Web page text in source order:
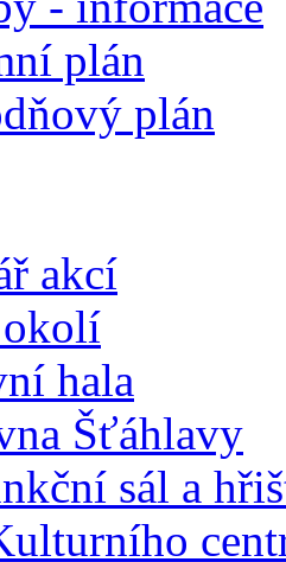
plán
plán
akcí
hala
Šťáhlavy
sál a